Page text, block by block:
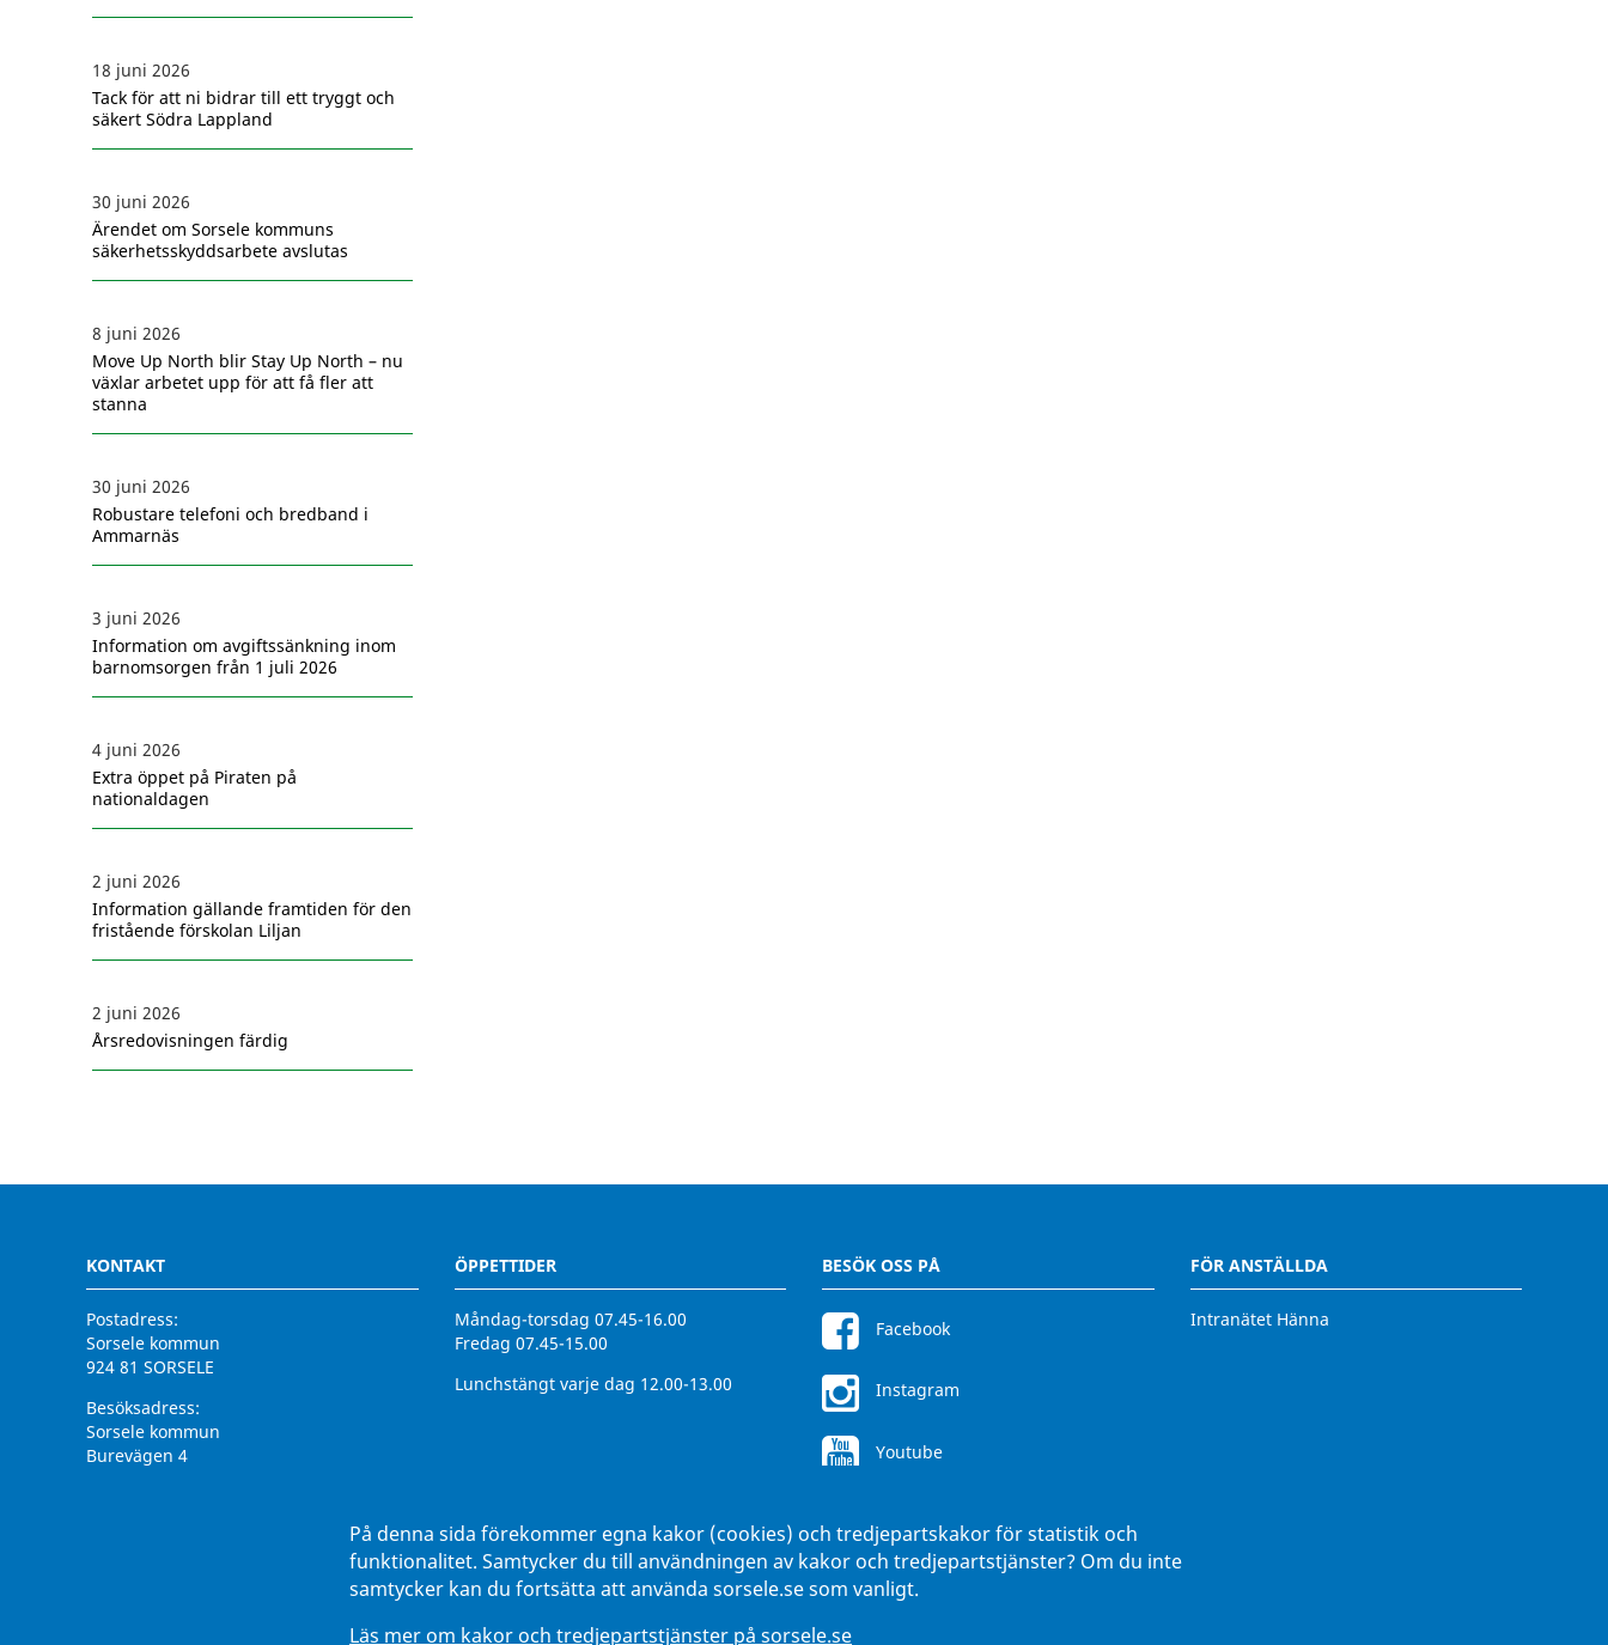
På denna sida förekommer egna kakor (cookies) och tredjepartskakor för statistik och
funktionalitet. Samtycker du till användningen av kakor och tredjepartstjänster? Om du inte
samtycker kan du fortsätta att använda sorsele.se som vanligt.
Läs mer om kakor och tredjepartstjänster på sorsele.se
18 juni 2026
Tack för att ni bidrar till ett tryggt och
säkert Södra Lappland
30 juni 2026
Ärendet om Sorsele kommuns
säkerhetsskyddsarbete avslutas
8 juni 2026
Move Up North blir Stay Up North – nu
växlar arbetet upp för att få fler att
stanna
30 juni 2026
Robustare telefoni och bredband i
Ammarnäs
3 juni 2026
Information om avgiftssänkning inom
barnomsorgen från 1 juli 2026
4 juni 2026
Extra öppet på Piraten på
nationaldagen
2 juni 2026
Information gällande framtiden för den
fristående förskolan Liljan
2 juni 2026
Årsredovisningen färdig
KONTAKT
Postadress:
Sorsele kommun
924 81 SORSELE
Besöksadress:
Sorsele kommun
Burevägen 4
ÖPPETTIDER
Måndag-torsdag 07.45-16.00
Fredag 07.45-15.00
Lunchstängt varje dag 12.00-13.00
BESÖK OSS PÅ
Facebook
Instagram
Youtube
FÖR ANSTÄLLDA
Intranätet Hänna